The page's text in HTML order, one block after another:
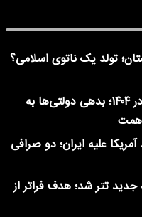
تولد یک ناتوی اسلامی؟
رکوردزنی بدهی دولت در ۱۴۰۴؛ بدهی دولتی‌ها به
علیه ایران؛ دو صرافی
تتر شد؛ هدف فراتر از